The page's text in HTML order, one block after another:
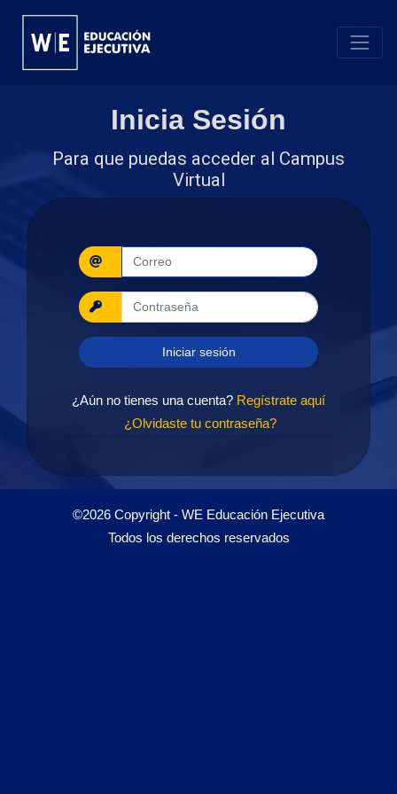
Inicia Sesión
Para que puedas acceder al Campus
Virtual
¿Aún no tienes una cuenta? Regístrate aquí
¿Olvidaste tu contraseña?
©2026 Copyright - WE Educación Ejecutiva
Todos los derechos reservados